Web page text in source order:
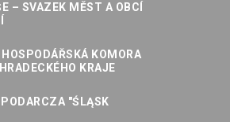
– SVAZEK MĚST A OBCÍ
KOMORA
KRAJE
"ŚLĄSK